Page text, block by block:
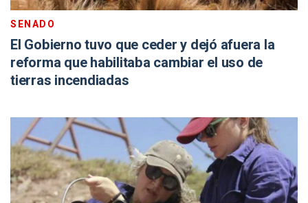
SENADO
El Gobierno tuvo que ceder y dejó afuera la
reforma que habilitaba cambiar el uso de
tierras incendiadas